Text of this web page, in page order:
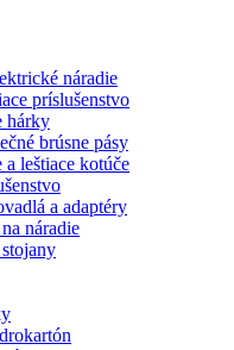
náradie
príslušenstvo
hárky
brúsne pásy
a leštiace kotúče
a adaptéry
náradie